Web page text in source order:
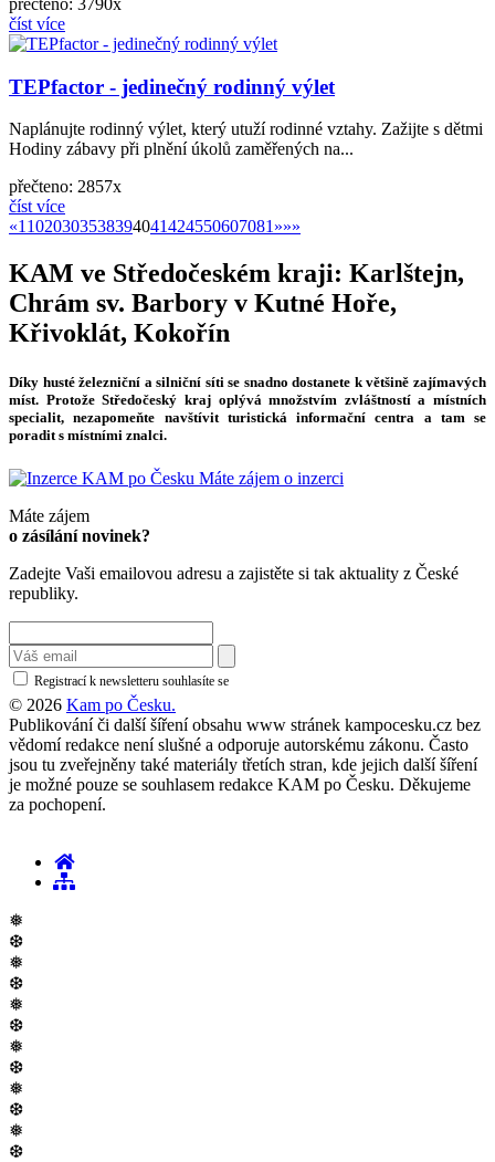
přečteno: 3790x
číst více
TEPfactor - jedinečný rodinný výlet
Naplánujte rodinný výlet, který utuží rodinné vztahy. Zažijte s dětmi
Hodiny zábavy při plnění úkolů zaměřených na...
přečteno: 2857x
číst více
««11020303538394041424550607081»»
»»
KAM ve Středočeském kraji: Karlštejn,
Chrám sv. Barbory v Kutné Hoře,
Křivoklát, Kokořín
Díky husté železniční a silniční síti se snadno dostanete k většině zajímavých
míst. Protože Středočeský kraj oplývá množstvím zvláštností a místních
specialit, nezapomeňte navštívit turistická informační centra a tam se
poradit s místními znalci.
Máte zájem o inzerci
Máte zájem
o zásílání novinek?
Zadejte Vaši emailovou adresu a zajistěte si tak aktuality z České
republiky.
Registrací k newsletteru souhlasíte se
© 2026 Kam po Česku.
Publikování či další šíření obsahu www stránek kampocesku.cz bez
vědomí redakce není slušné a odporuje autorskému zákonu. Často
jsou tu zveřejněny také materiály třetích stran, kde jejich další šíření
je možné pouze se souhlasem redakce KAM po Česku. Děkujeme
za pochopení.
❅
❆
❅
❆
❅
❆
❅
❆
❅
❆
❅
❆